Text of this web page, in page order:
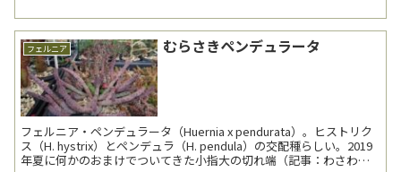
フェルニア むらさきペンデュラータ
フェルニア・ペンデュラータ（Huernia x pendurata）。ヒストリク
ス（H. hystrix）とペンデュラ（H. pendula）の交配種らしい。2019
年夏に何かのおまけでついてきた小指大の切れ端（記事：わさわさ